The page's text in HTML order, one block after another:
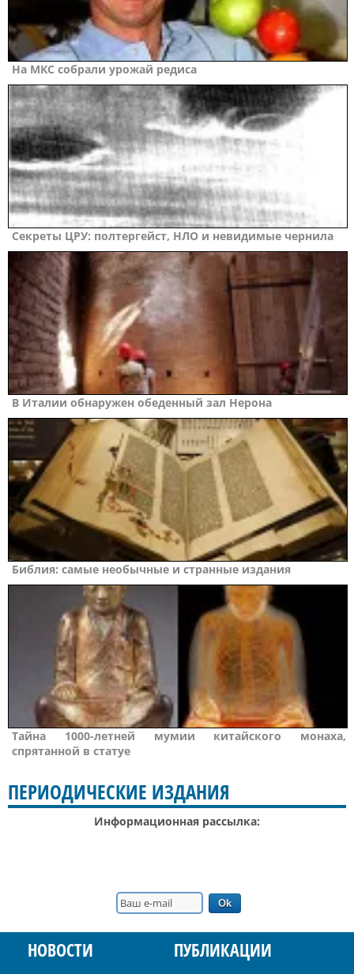
На МКС собрали урожай редиса
Секреты ЦРУ: полтергейст, НЛО и невидимые чернила
В Италии обнаружен обеденный зал Нерона
Библия: самые необычные и странные издания
Тайна 1000-летней мумии китайского монаха,
спрятанной в статуе
ПЕРИОДИЧЕСКИЕ ИЗДАНИЯ
Информационная рассылка:
НОВОСТИ ПУБЛИКАЦИИ